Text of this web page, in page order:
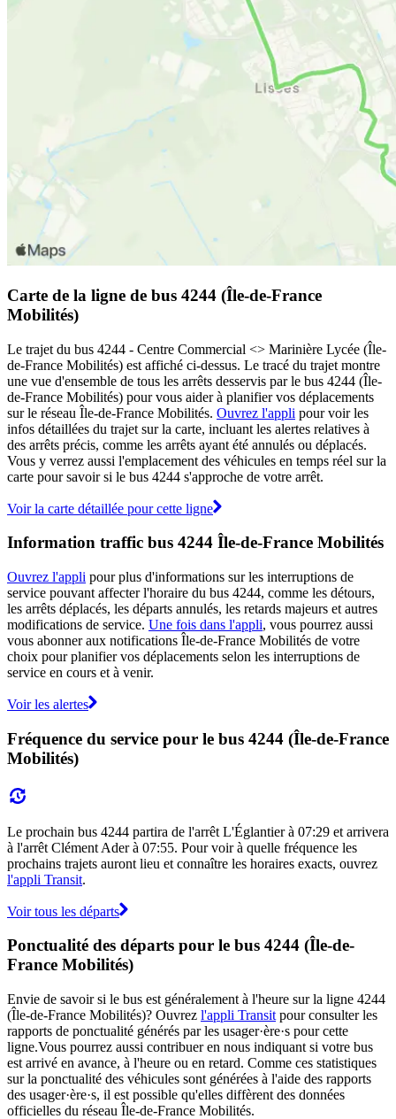
Carte de la ligne de bus 4244 (Île-de-France
Mobilités)
Le trajet du bus 4244 - Centre Commercial <> Marinière Lycée (Île-
de-France Mobilités) est affiché ci-dessus. Le tracé du trajet montre
une vue d'ensemble de tous les arrêts desservis par le bus 4244 (Île-
de-France Mobilités) pour vous aider à planifier vos déplacements
sur le réseau Île-de-France Mobilités. Ouvrez l'appli pour voir les
infos détaillées du trajet sur la carte, incluant les alertes relatives à
des arrêts précis, comme les arrêts ayant été annulés ou déplacés.
Vous y verrez aussi l'emplacement des véhicules en temps réel sur la
carte pour savoir si le bus 4244 s'approche de votre arrêt.
Voir la carte détaillée pour cette ligne
Information traffic bus 4244 Île-de-France Mobilités
Ouvrez l'appli pour plus d'informations sur les interruptions de
service pouvant affecter l'horaire du bus 4244, comme les détours,
les arrêts déplacés, les départs annulés, les retards majeurs et autres
modifications de service. Une fois dans l'appli, vous pourrez aussi
vous abonner aux notifications Île-de-France Mobilités de votre
choix pour planifier vos déplacements selon les interruptions de
service en cours et à venir.
Voir les alertes
Fréquence du service pour le bus 4244 (Île-de-France
Mobilités)
Le prochain bus 4244 partira de l'arrêt L'Églantier à 07:29 et arrivera
à l'arrêt Clément Ader à 07:55. Pour voir à quelle fréquence les
prochains trajets auront lieu et connaître les horaires exacts, ouvrez
l'appli Transit.
Voir tous les départs
Ponctualité des départs pour le bus 4244 (Île-de-
France Mobilités)
Envie de savoir si le bus est généralement à l'heure sur la ligne 4244
(Île-de-France Mobilités)? Ouvrez l'appli Transit pour consulter les
rapports de ponctualité générés par les usager·ère·s pour cette
ligne.Vous pourrez aussi contribuer en nous indiquant si votre bus
est arrivé en avance, à l'heure ou en retard. Comme ces statistiques
sur la ponctualité des véhicules sont générées à l'aide des rapports
des usager·ère·s, il est possible qu'elles diffèrent des données
officielles du réseau Île-de-France Mobilités.